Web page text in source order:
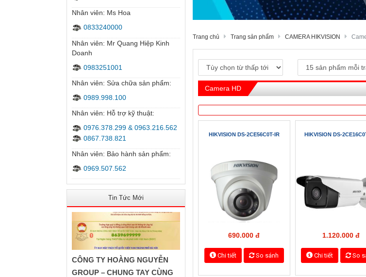
Nhân viên: Ms Hoa
0833240000
Nhân viên: Mr Quang Hiệp Kinh
Doanh
0983251001
Nhân viên: Sửa chữa sản phẩm:
0989.998.100
Nhân viên: Hỗ trợ kỹ thuật:
0976.378.299 & 0963.216.562
0867.738.821
Nhân viên: Bảo hành sản phẩm:
0969.507.562
Tin Tức Mới
CÔNG TY HOÀNG NGUYỄN
GROUP – CHUNG TAY CÙNG